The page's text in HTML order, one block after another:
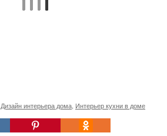
Дизайн интерьера дома, Интерьер кухни в доме